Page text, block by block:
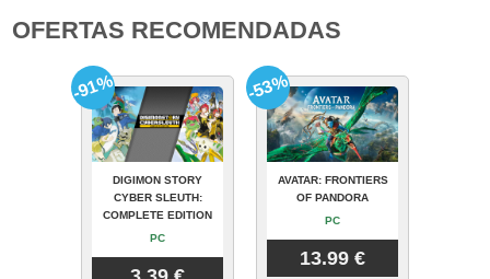
OFERTAS RECOMENDADAS
DIGIMON STORY
CYBER SLEUTH:
COMPLETE EDITION
PC
-91%
AVATAR: FRONTIERS
OF PANDORA
PC
13.99 €
-53%